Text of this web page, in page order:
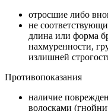
отросшие либо
не
длина или форма
нахмуренности,
излишней
Противопоказания
наличие
волосками